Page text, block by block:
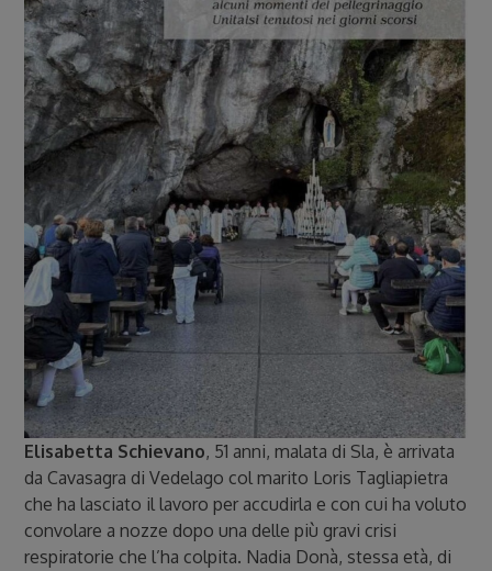
Elisabetta Schievano, 51 anni, malata di Sla, è arrivata
da Cavasagra di Vedelago col marito Loris Tagliapietra
che ha lasciato il lavoro per accudirla e con cui ha voluto
convolare a nozze dopo una delle più gravi crisi
respiratorie che l’ha colpita. Nadia Donà, stessa età, di